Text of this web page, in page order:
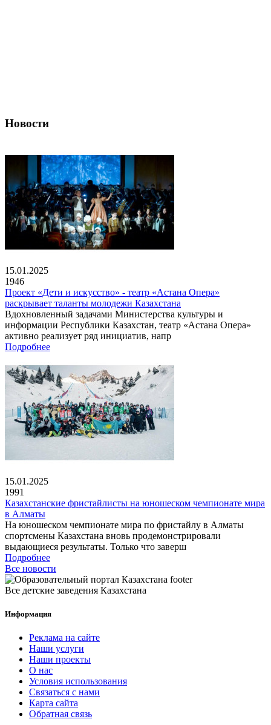
Новости
15.01.2025
1946
Проект «Дети и искусство» - театр «Астана Опера»
раскрывает таланты молодежи Казахстана
Вдохновленный задачами Министерства культуры и
информации Республики Казахстан, театр «Астана Опера»
активно реализует ряд инициатив, напр
Подробнее
15.01.2025
1991
Казахстанские фристайлисты на юношеском чемпионате мира
в Алматы
На юношеском чемпионате мира по фристайлу в Алматы
спортсмены Казахстана вновь продемонстрировали
выдающиеся результаты. Только что заверш
Подробнее
Все новости
Все детские заведения Казахстана
Информация
Реклама на сайте
Наши услуги
Наши проекты
О нас
Условия использования
Связаться с нами
Карта сайта
Обратная связь